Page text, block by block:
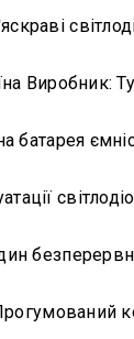
Виробник:
батарея